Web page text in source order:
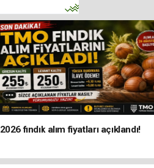
2026 fındık alım fiyatları açıklandı!